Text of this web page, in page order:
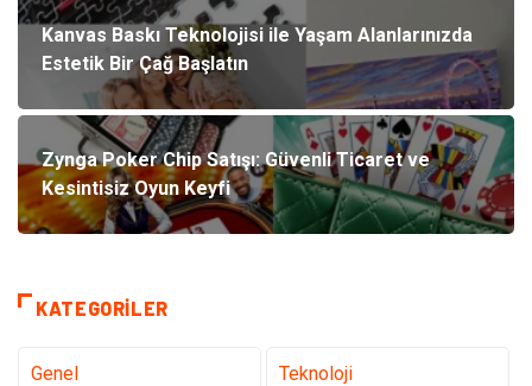
Kanvas Baskı Teknolojisi ile Yaşam Alanlarınızda
Estetik Bir Çağ Başlatın
Zynga Poker Chip Satışı: Güvenli Ticaret ve
Kesintisiz Oyun Keyfi
KATEGORILER
Genel Teknoloji